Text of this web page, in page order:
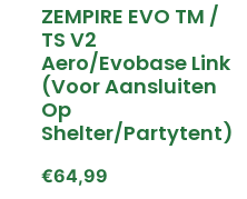
ZEMPIRE EVO TM /
TS V2
Aero/Evobase Link
(voor Aansluiten
Op
Shelter/partytent)
€64,99